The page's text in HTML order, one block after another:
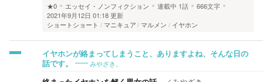
★0 エッセイ・ノンフィクション 連載中 1話
666文字
2021年9月12日 01:18 更新
ショートショート
マニキュア マルメン イヤホン
イヤホンが絡まってしまうこと、ありますよね、そんな日の
話です。
みやざき。